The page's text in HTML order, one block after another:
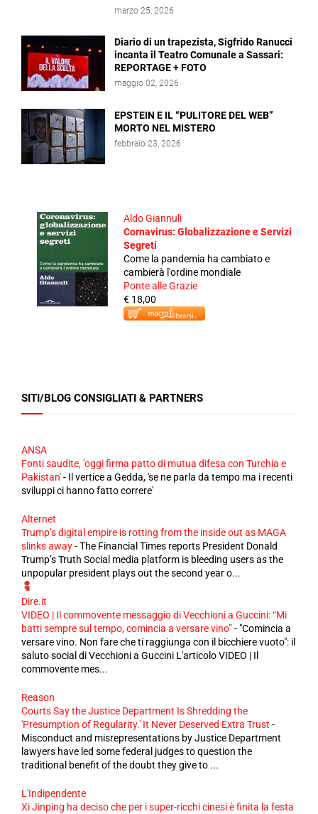
marzo 25, 2026
Diario di un trapezista, Sigfrido Ranucci
incanta il Teatro Comunale a Sassari:
REPORTAGE + FOTO
maggio 02, 2026
EPSTEIN E IL “PULITORE DEL WEB”
MORTO NEL MISTERO
febbraio 23, 2026
Aldo Giannuli
Cornavirus: Globalizzazione e Servizi
Segreti
Come la pandemia ha cambiato e
cambierà l'ordine mondiale
Ponte alle Grazie
€ 18,00
SITI/BLOG CONSIGLIATI & PARTNERS
ANSA
Fonti saudite, 'oggi firma patto di mutua difesa con Turchia e
Pakistan'- Il vertice a Gedda, 'se ne parla da tempo ma i recenti
sviluppi ci hanno fatto correre'
Alternet
Trump’s digital empire is rotting from the inside out as MAGA
slinks away-The Financial Times reports President Donald
Trump’s Truth Social media platform is bleeding users as the
unpopular president plays out the second year o...
Dire.it
VIDEO | Il commovente messaggio di Vecchioni a Guccini: “Mi
batti sempre sul tempo, comincia a versare vino”- "Comincia a
versare vino. Non fare che ti raggiunga con il bicchiere vuoto": il
saluto social di Vecchioni a Guccini L'articolo VIDEO | Il
commovente mes...
Reason
Courts Say the Justice Department Is Shredding the
'Presumption of Regularity.' It Never Deserved Extra Trust -
Misconduct and misrepresentations by Justice Department
lawyers have led some federal judges to question the
traditional benefit of the doubt they give to ...
L'Indipendente
Xi Jinping ha deciso che per i super-ricchi cinesi è finita la festa